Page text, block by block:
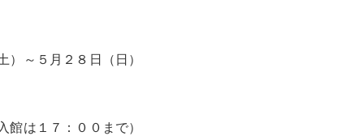
）～５月２８日（日）
館は１７：００まで）